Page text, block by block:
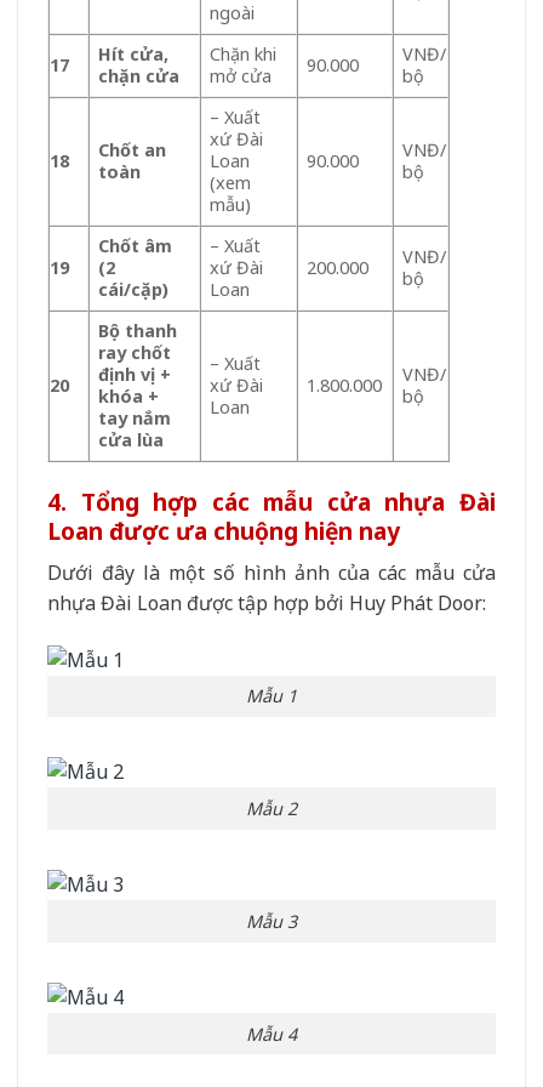
ngoài
17
Hít cửa,
chặn cửa
Chặn khi
mở cửa
90.000
VNĐ/
bộ
18
Chốt an
toàn
– Xuất
xứ Đài
Loan
(xem
mẫu)
90.000
VNĐ/
bộ
19
Chốt âm
(2
cái/cặp)
– Xuất
xứ Đài
Loan
200.000
VNĐ/
bộ
20
Bộ thanh
ray chốt
định vị +
khóa +
tay nắm
cửa lùa
– Xuất
xứ Đài
Loan
1.800.000
VNĐ/
bộ
4. Tổng hợp các mẫu cửa nhựa Đài
Loan được ưa chuộng hiện nay
Dưới đây là một số hình ảnh của các mẫu cửa
nhựa Đài Loan được tập hợp bởi Huy Phát Door:
Mẫu 1
Mẫu 2
Mẫu 3
Mẫu 4